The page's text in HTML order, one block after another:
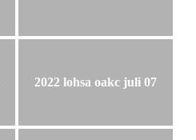
2022 lohsa oakc juli 07